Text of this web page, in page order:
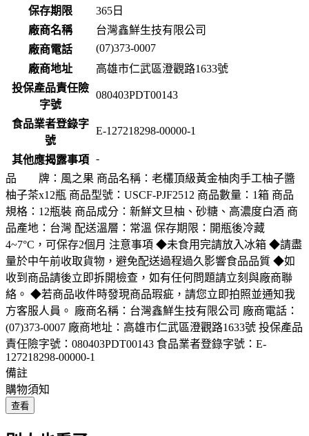
保存期限
365 日
廠商名稱
台灣鑫鮮生技有限公司
廠商電話
(07)373-0007
廠商地址
高雄市仁武區澄觀路1633號
投保產品責任險
字號
080403PDT00143
食品業者登錄字
號
E-127218298-00000-1
其他應揭露事項 -
品 牌：風之果 商品名稱：老欉頂級黃金柚肉手工柚子醬
柚子茶x12瓶 商品型號：USCF-PJF2512 商品數量：1箱 商品
規格：12瓶裝 商品成分：新鮮文旦柚、砂糖、高濃度白酒 商
品產地：台灣 配送溫層：常溫 保存期限：開瓶後冷藏
4~7°C，可保存2個月 注意事項 ◆未食用完請放入冰箱 ◆請盡
量於中午前收取貨物，避免配送過程過久影響食品品質 ◆如
收到商品請後立即拆開檢查，如有任何問題請立刻與廠商聯
絡。 ◆若商品收件時發現商品瑕疵，請您立即拍照並通知我
方客服人員。 廠商名稱：台灣鑫鮮生技有限公司 廠商電話：
(07)373-0007 廠商地址：高雄市仁武區澄觀路1633號 投保產品
責任險字號：080403PDT00143 食品業者登錄字號：E-
127218298-00000-1
備註
購物須知
查看